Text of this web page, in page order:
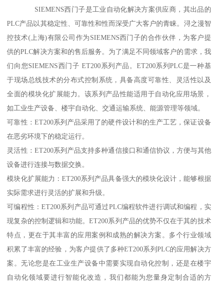
SIEMENS西门子是工业自动化解决方案供应商，其出品的
PLC产品以其稳定性、可靠性和性而深受广大客户的青睐。浔之漫智
控技术(上海)有限公司作为SIEMENS西门子的合作伙伴，为客户提
供的PLC解决方案和的售后服务。为了满足不同领域客户的需求，我
们向您SIEMENS西门子 ET200系列产品。ET200系列PLC是一种基
于现场总线技术的分布式控制系统，具备高度可靠性、灵活性以及
全面的模块化扩展能力。该系列产品性能适用于自动化应用场景，
如工业生产设备、楼宇自动化、交通运输系统、能源管理等领域。
可靠性：ET200系列产品采用了的硬件设计和的生产工艺，保证设备
在恶劣环境下的稳定运行。
灵活性：ET200系列产品支持多种通信接口和通信协议，方便与其他
设备进行连接与数据交换。
模块化扩展能力：ET200系列产品具备强大的模块化设计，能够根据
实际需求进行灵活的扩展和升级。
可编程性：ET200系列产品可通过PLC编程软件进行调试和编程，实
现复杂的控制逻辑和功能。ET200系列产品的优势不仅在于其的技术
特点，更在于其丰富的应用案例和成熟的解决方案。多个行业领域
积累了丰富的经验，为客户提供了多种ET200系列PLC的应用解决方
案。无论您是在工业生产设备中需要实现自动化控制，还是在楼宇
自动化领域要进行智能化改造，我们都能为您量身定制合适的方